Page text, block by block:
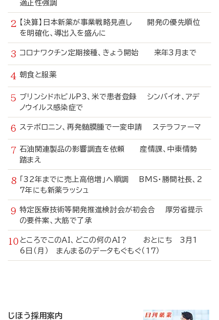
適正性強調
【決算】日本新薬が事業戦略見直し 開発の優先順位
を明確化、導出入を盛んに
コロナワクチン定期接種、きょう開始 来年3月まで
朝食と服薬
ブリンシドホビルP3、米で患者登録 シンバイオ、アデ
ノウイルス感染症で
ステボロニン、再発髄膜腫で一変申請 ステラファーマ
石油関連製品の影響調査を依頼 産情課、中東情勢
踏まえ
「32年までに売上高倍増」へ順調 BMS・勝間社長、2
7年にも新薬ラッシュ
特定医療技術等開発推進検討会が初会合 厚労省提示
の要件案、大筋で了承
ところでこのAI、どこの何のAI？ おとにち 3月1
6日（月） まんまるのデータもぐもぐ（17）
じほう採用案内